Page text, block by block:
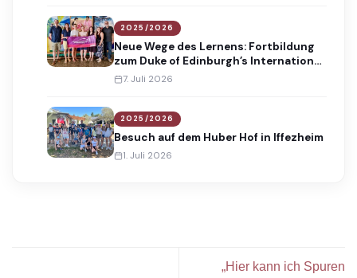
2025/2026
Neue Wege des Lernens: Fortbildung
zum Duke of Edinburgh’s International
Award
7. Juli 2026
2025/2026
Besuch auf dem Huber Hof in Iffezheim
1. Juli 2026
„Hier kann ich Spuren